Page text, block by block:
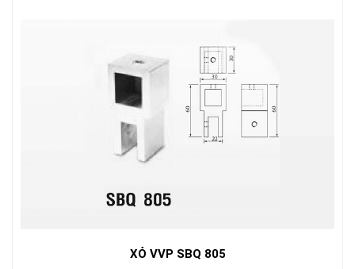
XỎ VVP SBQ 805